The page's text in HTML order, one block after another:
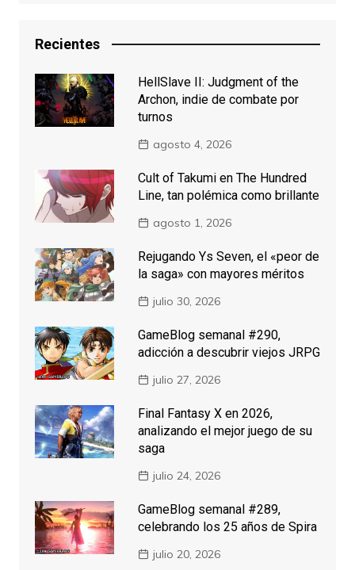
Recientes
HellSlave II: Judgment of the
Archon, indie de combate por
turnos
agosto 4, 2026
Cult of Takumi en The Hundred
Line, tan polémica como brillante
agosto 1, 2026
Rejugando Ys Seven, el «peor de
la saga» con mayores méritos
julio 30, 2026
GameBlog semanal #290,
adicción a descubrir viejos JRPG
julio 27, 2026
Final Fantasy X en 2026,
analizando el mejor juego de su
saga
julio 24, 2026
GameBlog semanal #289,
celebrando los 25 años de Spira
julio 20, 2026